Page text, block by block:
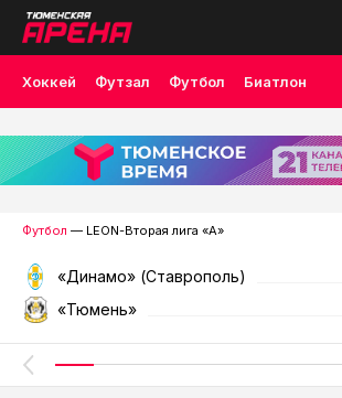
Хоккей Футзал Футбол Биатлон
Лыжные гонки Волейбол Плавание
Скалолазание Велоспорт Бокс
Футбол — LEON-Вторая лига «А»
«Динамо» (Ставрополь)
«Тюмень»